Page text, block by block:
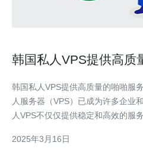
韩国私人VPS提供高质
韩国私人VPS提供高质量的啪啪服务 在当今数字化时代，虚拟私
人服务器（VPS）已成为许多企业
人VPS不仅仅提供稳定和高效的服
领域的独特之处。 韩国私人VPS以其稳定的网络连接和高效的数
2025年3月16日